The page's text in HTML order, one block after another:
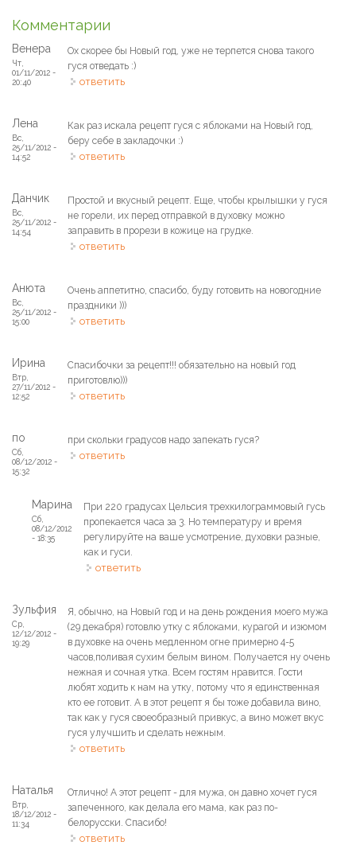
Комментарии
Венера
Чт,
01/11/2012 -
20:40
Ох скорее бы Новый год, уже не терпется снова такого
гуся отведать :)
ответить
Лена
Вс,
25/11/2012 -
14:52
Как раз искала рецепт гуся с яблоками на Новый год,
беру себе в закладочки :)
ответить
Данчик
Вс,
25/11/2012 -
14:54
Простой и вкусный рецепт. Еще, чтобы крылышки у гуся
не горели, их перед отправкой в духовку можно
заправить в прорези в кожице на грудке.
ответить
Анюта
Вс,
25/11/2012 -
15:00
Очень аппетитно, спасибо, буду готовить на новогодние
праздники )))
ответить
Ирина
Втр,
27/11/2012 -
12:52
Спасибочки за рецепт!!! обязательно на новый год
приготовлю)))
ответить
по
Сб,
08/12/2012 -
15:32
при скольки градусов надо запекать гуся?
ответить
Марина
Сб,
08/12/2012
- 18:35
При 220 градусах Цельсия трехкилограммовый гусь
пропекается часа за 3. Но температуру и время
регулируйте на ваше усмотрение, духовки разные,
как и гуси.
ответить
Зульфия
Ср,
12/12/2012 -
19:29
Я, обычно, на Новый год и на день рождения моего мужа
(29 декабря) готовлю утку с яблоками, курагой и изюмом
в духовке на очень медленном огне примерно 4-5
часов,поливая сухим белым вином. Получается ну очень
нежная и сочная утка. Всем гостям нравится. Гости
любят ходить к нам на утку, потому что я единственная
кто ее готовит. А в этот рецепт я бы тоже добавила вино,
так как у гуся своеобразный привкус, а вино может вкус
гуся улучшить и сделать нежным.
ответить
Наталья
Втр,
18/12/2012 -
11:34
Отлично! А этот рецепт - для мужа, он давно хочет гуся
запеченного, как делала его мама, как раз по-
белорусски. Спасибо!
ответить